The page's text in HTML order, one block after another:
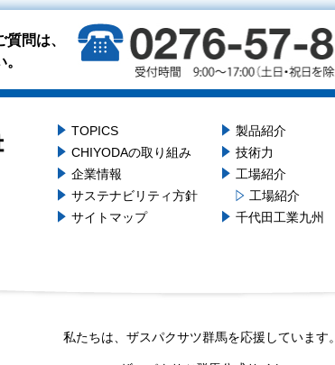
問は、
TOPICS
CHIYODAの取り組み
企業情報
サステナビリティ方針
サイトマップ
製品紹介
技術力
工場紹介
工場紹介
千代田工業九州
私たちは、ザスパクサツ群馬を応援しています。